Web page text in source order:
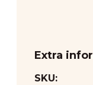
Extra
SKU: